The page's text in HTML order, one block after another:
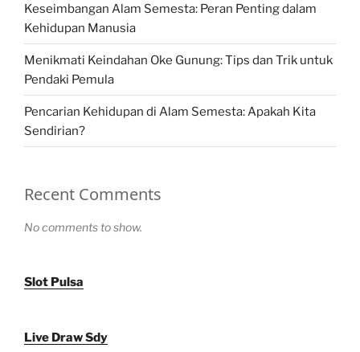
Keseimbangan Alam Semesta: Peran Penting dalam
Kehidupan Manusia
Menikmati Keindahan Oke Gunung: Tips dan Trik untuk
Pendaki Pemula
Pencarian Kehidupan di Alam Semesta: Apakah Kita
Sendirian?
Recent Comments
No comments to show.
Slot Pulsa
Live Draw Sdy